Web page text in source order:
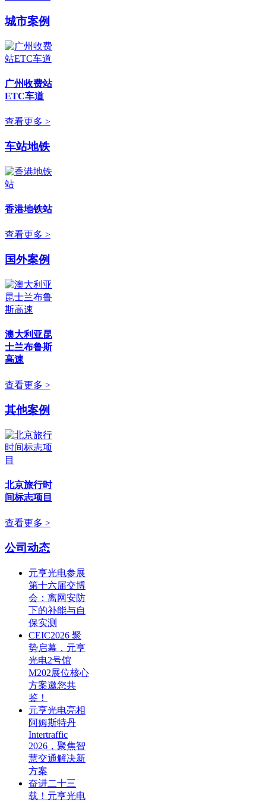
城市案例
广州收费站
ETC车道
查看更多 >
车站地铁
香港地铁站
查看更多 >
国外案例
澳大利亚昆
士兰布鲁斯
高速
查看更多 >
其他案例
北京旅行时
间标志项目
查看更多 >
公司动态
元亨光电参展
第十六届交博
会：离网安防
下的补能与自
保实测
CEIC2026 聚
势启幕，元亨
光电2号馆
M202展位核心
方案邀您共
鉴！
元亨光电亮相
阿姆斯特丹
Intertraffic
2026，聚焦智
慧交通解决新
方案
奋进二十三
载！元亨光电